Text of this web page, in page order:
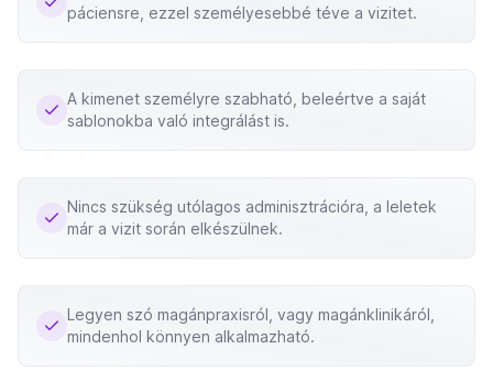
páciensre, ezzel személyesebbé téve a vizitet.
A kimenet személyre szabható, beleértve a saját
sablonokba való integrálást is.
Nincs szükség utólagos adminisztrációra, a leletek
már a vizit során elkészülnek.
Legyen szó magánpraxisról, vagy magánklinikáról,
mindenhol könnyen alkalmazható.